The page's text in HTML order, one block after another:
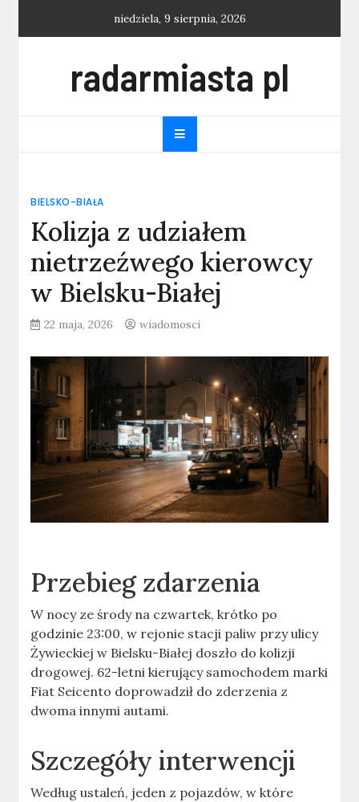
niedziela, 9 sierpnia, 2026
radarmiasta pl
BIELSKO-BIAŁA
Kolizja z udziałem
nietrzeźwego kierowcy
w Bielsku-Białej
22 maja, 2026 wiadomosci
Przebieg zdarzenia
W nocy ze środy na czwartek, krótko po
godzinie 23:00, w rejonie stacji paliw przy ulicy
Żywieckiej w Bielsku-Białej doszło do kolizji
drogowej. 62-letni kierujący samochodem marki
Fiat Seicento doprowadził do zderzenia z
dwoma innymi autami.
Szczegóły interwencji
Według ustaleń, jeden z pojazdów, w które